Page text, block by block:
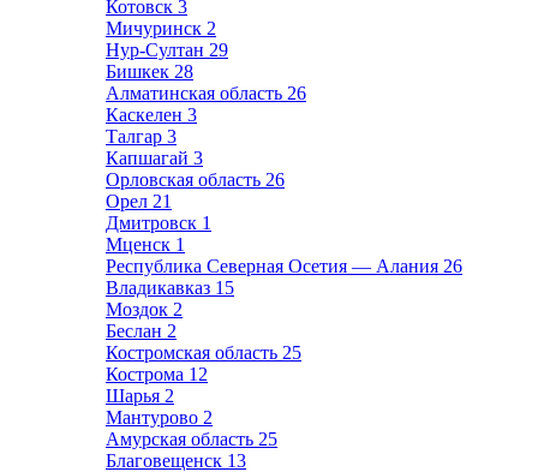
Котовск 3
Мичуринск 2
Нур-Султан 29
Бишкек 28
Алматинская область 26
Каскелен 3
Талгар 3
Капшагай 3
Орловская область 26
Орел 21
Дмитровск 1
Мценск 1
Республика Северная Осетия — Алания 26
Владикавказ 15
Моздок 2
Беслан 2
Костромская область 25
Кострома 12
Шарья 2
Мантурово 2
Амурская область 25
Благовещенск 13